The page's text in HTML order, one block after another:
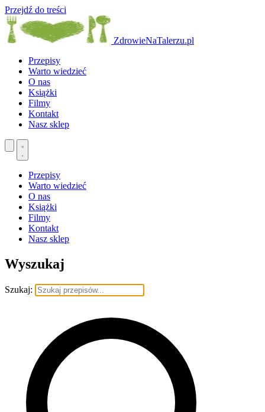
Przejdź do treści
ZdrowieNaTalerzu.pl
Przepisy
Warto wiedzieć
O nas
Książki
Filmy
Kontakt
Nasz sklep
Przepisy
Warto wiedzieć
O nas
Książki
Filmy
Kontakt
Nasz sklep
Wyszukaj
Szukaj: